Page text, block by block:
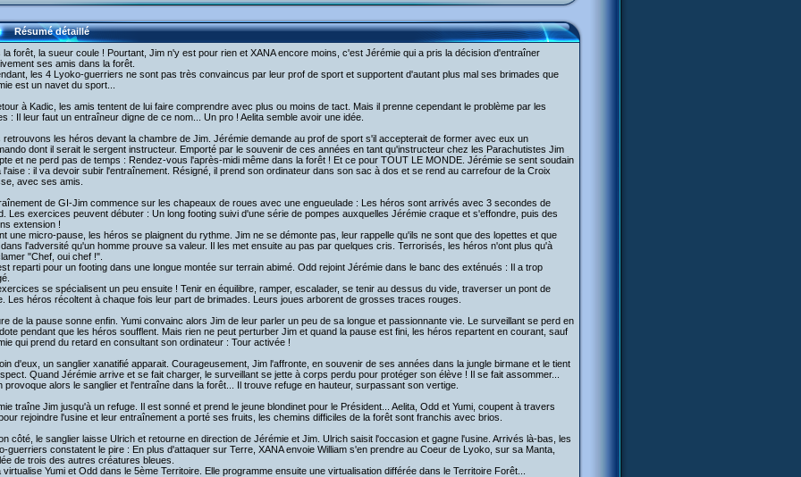
Résumé détaillé
la forêt, la sueur coule ! Pourtant, Jim n'y est pour rien et XANA encore moins, c'est Jérémie qui a pris la décision d'entraîner
ses amis dans la forêt.
les 4 Lyoko-guerriers ne sont pas très convaincus par leur prof de sport et supportent d'autant plus mal ses brimades que
est un navet du sport...
à Kadic, les amis tentent de lui faire comprendre avec plus ou moins de tact. Mais il prenne cependant le problème par les
: Il leur faut un entraîneur digne de ce nom... Un pro ! Aelita semble avoir une idée.
retrouvons les héros devant la chambre de Jim. Jérémie demande au prof de sport s'il accepterait de former avec eux un
dont il serait le sergent instructeur. Emporté par le souvenir de ces années en tant qu'instructeur chez les Parachutistes Jim
et ne perd pas de temps : Rendez-vous l'après-midi même dans la forêt ! Et ce pour TOUT LE MONDE. Jérémie se sent soudain
l'aise : il va devoir subir l'entraînement. Résigné, il prend son ordinateur dans son sac à dos et se rend au carrefour de la Croix
avec ses amis.
de GI-Jim commence sur les chapeaux de roues avec une engueulade : Les héros sont arrivés avec 3 secondes de
Les exercices peuvent débuter : Un long footing suivi d'une série de pompes auxquelles Jérémie craque et s'effondre, puis des
extension !
une micro-pause, les héros se plaignent du rythme. Jim ne se démonte pas, leur rappelle qu'ils ne sont que des lopettes et que
l'adversité qu'un homme prouve sa valeur. Il les met ensuite au pas par quelques cris. Terrorisés, les héros n'ont plus qu'à
"Chef, oui chef !".
reparti pour un footing dans une longue montée sur terrain abimé. Odd rejoint Jérémie dans le banc des exténués : Il a trop
se spécialisent un peu ensuite ! Tenir en équilibre, ramper, escalader, se tenir au dessus du vide, traverser un pont de
Les héros récoltent à chaque fois leur part de brimades. Leurs joues arborent de grosses traces rouges.
de la pause sonne enfin. Yumi convainc alors Jim de leur parler un peu de sa longue et passionnante vie. Le surveillant se perd en
pendant que les héros soufflent. Mais rien ne peut perturber Jim et quand la pause est fini, les héros repartent en courant, sauf
qui prend du retard en consultant son ordinateur : Tour activée !
d'eux, un sanglier xanatifié apparait. Courageusement, Jim l'affronte, en souvenir de ses années dans la jungle birmane et le tient
Quand Jérémie arrive et se fait charger, le surveillant se jette à corps perdu pour protéger son élève ! Il se fait assommer...
provoque alors le sanglier et l'entraîne dans la forêt... Il trouve refuge en hauteur, surpassant son vertige.
traîne Jim jusqu'à un refuge. Il est sonné et prend le jeune blondinet pour le Président... Aelita, Odd et Yumi, coupent à travers
rejoindre l'usine et leur entraînement a porté ses fruits, les chemins difficiles de la forêt sont franchis avec brios.
côté, le sanglier laisse Ulrich et retourne en direction de Jérémie et Jim. Ulrich saisit l'occasion et gagne l'usine. Arrivés là-bas, les
guerriers constatent le pire : En plus d'attaquer sur Terre, XANA envoie William s'en prendre au Coeur de Lyoko, sur sa Manta,
de trois des autres créatures bleues.
virtualise Yumi et Odd dans le 5ème Territoire. Elle programme ensuite une virtualisation différée dans le Territoire Forêt...